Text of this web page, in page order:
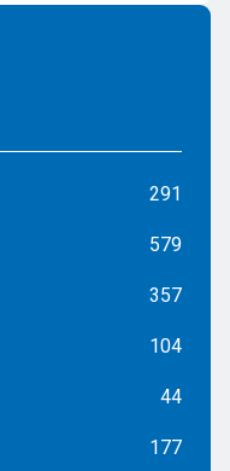
291
579
357
104
44
177